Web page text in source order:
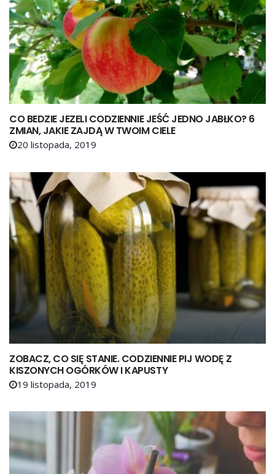
CO BEDZIE JEZELI CODZIENNIE JEŚĆ JEDNO JABŁKO? 6
ZMIAN, JAKIE ZAJDĄ W TWOIM CIELE
20 listopada, 2019
ZOBACZ, CO SIĘ STANIE. CODZIENNIE PIJ WODĘ Z
KISZONYCH OGÓRKÓW I KAPUSTY
19 listopada, 2019